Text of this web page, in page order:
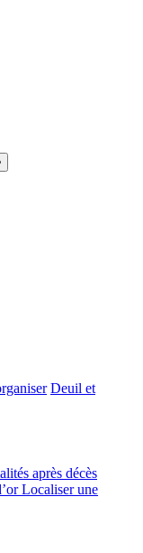
Deuil et
après décès
Localiser une